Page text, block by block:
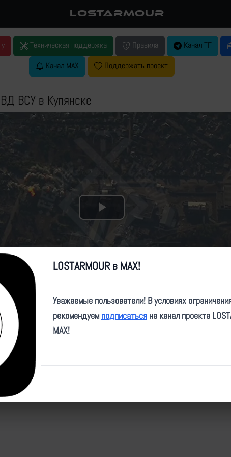
LOSTARMOUR
Техническая поддержка Правила Канал ТГ
Канал MAX
Поддержать проект
ВСУ в Купянске
Play
northernwarriors/510
LOSTARMOUR в MAX!
Уважаемые пользователи! В условиях
рекомендуем подписаться на канал проекта
MAX!